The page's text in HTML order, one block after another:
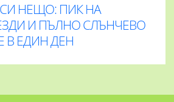
НЕЩО: ПИК НА
И ПЪЛНО СЛЪНЧЕВО
В ЕДИН ДЕН